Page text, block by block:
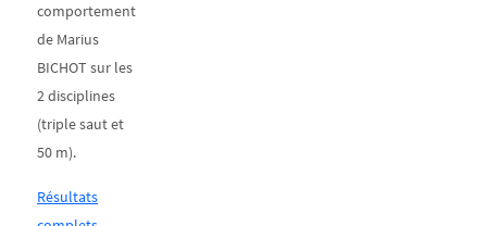
comportement
de Marius
BICHOT sur les
2 disciplines
(triple saut et
50 m).
Résultats